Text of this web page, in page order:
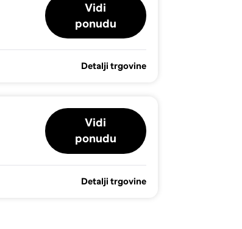
Vidi
ponudu
Detalji trgovine
Vidi
ponudu
Detalji trgovine